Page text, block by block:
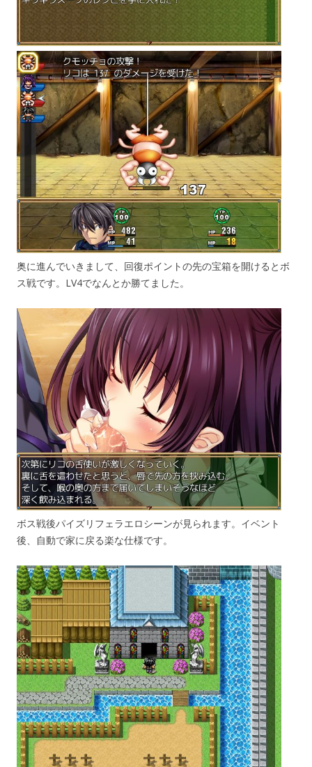
奥に進んでいきまして、回復ポイントの先の宝箱を開けるとボ
ス戦です。LV4でなんとか勝てました。
ボス戦後パイズリフェラエロシーンが見られます。イベント
後、自動で家に戻る楽な仕様です。